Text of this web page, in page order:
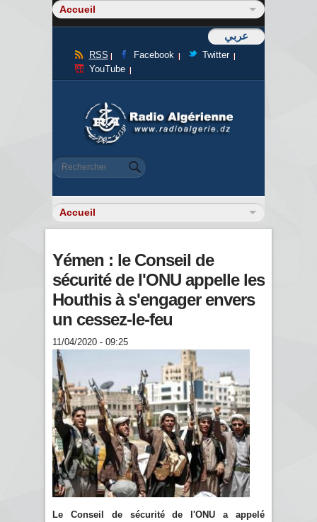
عربي
RSS Facebook
Twitter
YouTube
Formulaire de recherche
Rechercher
Yémen : le Conseil de
sécurité de l'ONU appelle les
Houthis à s'engager envers
un cessez-le-feu
11/04/2020 - 09:25
Le Conseil de sécurité de l'ONU a appelé